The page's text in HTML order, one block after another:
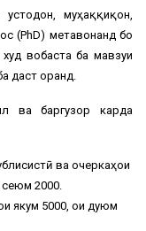
муҳаққиқон,
(PhD) метавонанд бо
вобаста ба мавзуи
даст оранд.
ва баргузор карда
ва очеркаҳои
сеюм 2000.
якум 5000, ҷои дуюм